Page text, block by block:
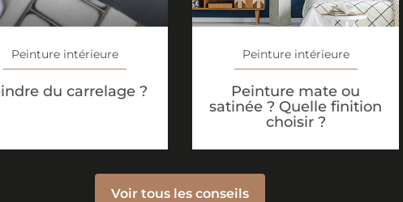
Peinture intérieure
du carrelage ?
Peinture intérieure
Peinture mate ou
satinée ? Quelle finition
choisir ?
Voir tous les conseils